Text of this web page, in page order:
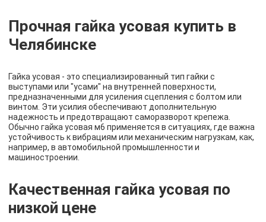
Прочная гайка усовая купить в
Челябинске
Гайка усовая - это специализированный тип гайки с
выступами или "усами" на внутренней поверхности,
предназначенными для усиления сцепления с болтом или
винтом. Эти усилия обеспечивают дополнительную
надежность и предотвращают саморазворот крепежа.
Обычно гайка усовая м6 применяется в ситуациях, где важна
устойчивость к вибрациям или механическим нагрузкам, как,
например, в автомобильной промышленности и
машиностроении.
Качественная гайка усовая по
низкой цене